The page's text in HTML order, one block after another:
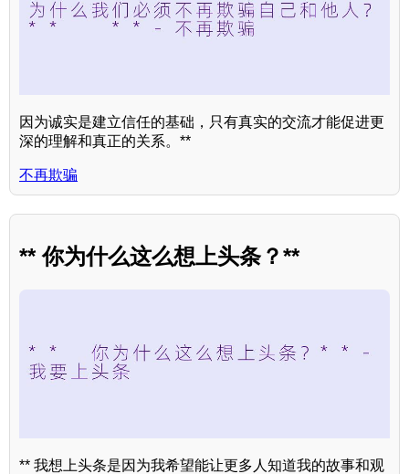
因为诚实是建立信任的基础，只有真实的交流才能促进更
深的理解和真正的关系。**
不再欺骗
** 你为什么这么想上头条？**
** 我想上头条是因为我希望能让更多人知道我的故事和观